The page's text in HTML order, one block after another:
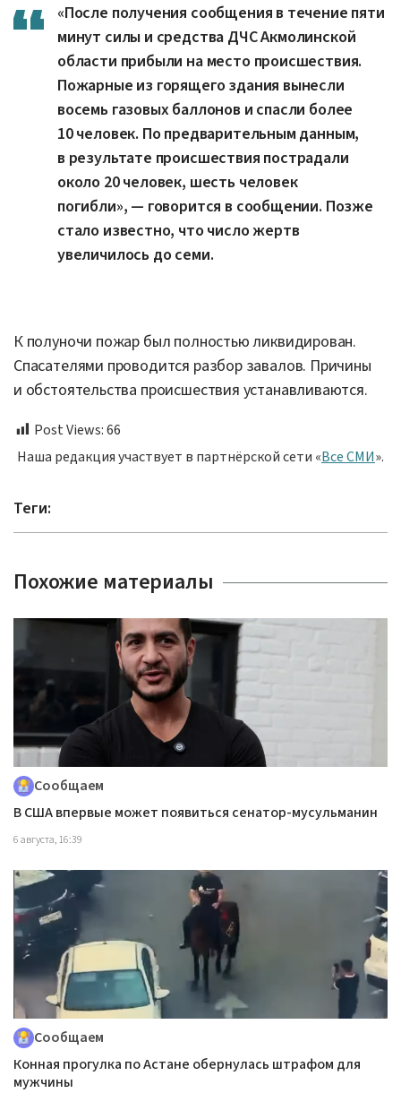
«После получения сообщения в течение пяти
минут силы и средства ДЧС Акмолинской
области прибыли на место происшествия.
Пожарные из горящего здания вынесли
восемь газовых баллонов и спасли более
10 человек. По предварительным данным,
в результате происшествия пострадали
около 20 человек, шесть человек
погибли», — говорится в сообщении. Позже
стало известно, что число жертв
увеличилось до семи.
К полуночи пожар был полностью ликвидирован.
Спасателями проводится разбор завалов. Причины
и обстоятельства происшествия устанавливаются.
Post Views:66
Наша редакция участвует в партнёрской сети «Все СМИ».
Теги:
Похожие материалы
Сообщаем
В США впервые может появиться сенатор-мусульманин
6 августа, 16:39
Сообщаем
Конная прогулка по Астане обернулась штрафом для
мужчины